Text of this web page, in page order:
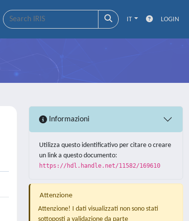
IT LOGIN
Informazioni
Utilizza questo identificativo per citare o creare
un link a questo documento:
https://hdl.handle.net/11582/169610
Attenzione
Attenzione! I dati visualizzati non sono stati
sottoposti a validazione da parte